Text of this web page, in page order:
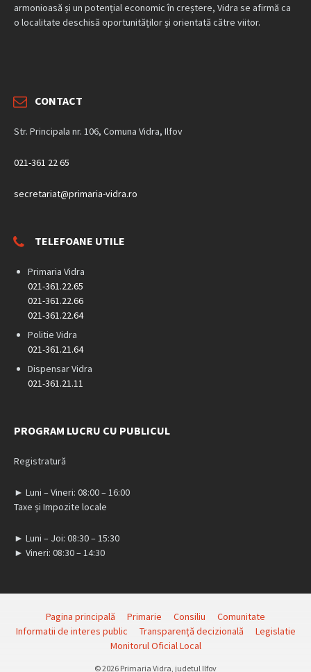
armonioasă și un potențial economic în creștere, Vidra se afirmă ca
o localitate deschisă oportunităților și orientată către viitor.
CONTACT
Str. Principala nr. 106, Comuna Vidra, Ilfov
021-361 22 65
secretariat@primaria-vidra.ro
TELEFOANE UTILE
Primaria Vidra
021-361.22.65
021-361.22.66
021-361.22.64
Politie Vidra
021-361.21.64
Dispensar Vidra
021-361.21.11
PROGRAM LUCRU CU PUBLICUL
Registratură
► Luni – Vineri: 08:00 – 16:00
Taxe și Impozite locale
► Luni – Joi: 08:30 – 15:30
► Vineri: 08:30 – 14:30
Pagina principală Primarie Consiliu
Comunitate
Informatii de interes public
Transparență decizională
Legislatie
Monitorul Oficial Local
© 2026 Primaria Vidra, judetul Ilfov